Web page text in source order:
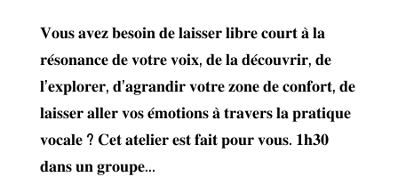
𝐕𝐨𝐮𝐬 𝐚𝐯𝐞𝐳 𝐛𝐞𝐬𝐨𝐢𝐧 𝐝𝐞 𝐥𝐚𝐢𝐬𝐬𝐞𝐫 𝐥𝐢𝐛𝐫𝐞 𝐜𝐨𝐮𝐫𝐭 𝐚̀ 𝐥𝐚
𝐫𝐞́𝐬𝐨𝐧𝐚𝐧𝐜𝐞 𝐝𝐞 𝐯𝐨𝐭𝐫𝐞 𝐯𝐨𝐢𝐱, 𝐝𝐞 𝐥𝐚 𝐝𝐞́𝐜𝐨𝐮𝐯𝐫𝐢𝐫, 𝐝𝐞
𝐥’𝐞𝐱𝐩𝐥𝐨𝐫𝐞𝐫, 𝐝’𝐚𝐠𝐫𝐚𝐧𝐝𝐢𝐫 𝐯𝐨𝐭𝐫𝐞 𝐳𝐨𝐧𝐞 𝐝𝐞 𝐜𝐨𝐧𝐟𝐨𝐫𝐭, 𝐝𝐞
𝐥𝐚𝐢𝐬𝐬𝐞𝐫 𝐚𝐥𝐥𝐞𝐫 𝐯𝐨𝐬 𝐞́𝐦𝐨𝐭𝐢𝐨𝐧𝐬 𝐚̀ 𝐭𝐫𝐚𝐯𝐞𝐫𝐬 𝐥𝐚 𝐩𝐫𝐚𝐭𝐢𝐪𝐮𝐞
𝐯𝐨𝐜𝐚𝐥𝐞 ? 𝐂𝐞𝐭 𝐚𝐭𝐞𝐥𝐢𝐞𝐫 𝐞𝐬𝐭 𝐟𝐚𝐢𝐭 𝐩𝐨𝐮𝐫 𝐯𝐨𝐮𝐬. 𝟏𝐡𝟑𝟎
𝐝𝐚𝐧𝐬 𝐮𝐧 𝐠𝐫𝐨𝐮𝐩𝐞...